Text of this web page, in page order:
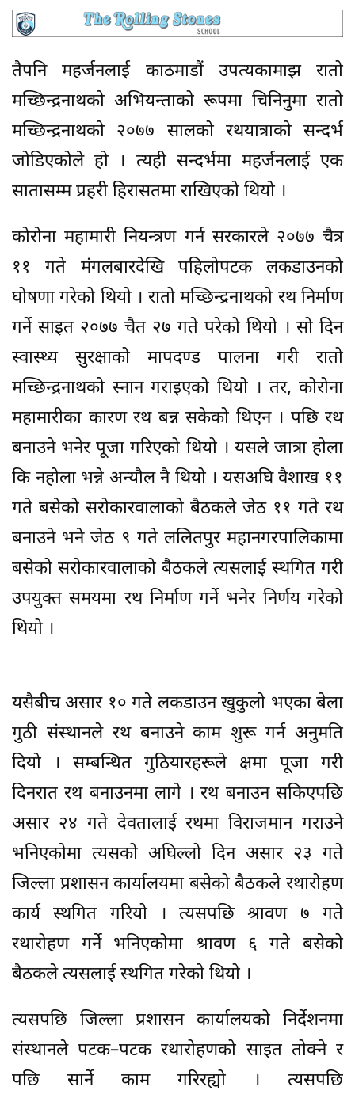
तैपनि महर्जनलाई काठमाडौं उपत्यकामाझ रातो
मच्छिन्द्रनाथको अभियन्ताको रूपमा चिनिनुमा रातो
मच्छिन्द्रनाथको २०७७ सालको रथयात्राको सन्दर्भ
जोडिएकोले हो । त्यही सन्दर्भमा महर्जनलाई एक
सातासम्म प्रहरी हिरासतमा राखिएको थियो ।
कोरोना महामारी नियन्त्रण गर्न सरकारले २०७७ चैत्र
११ गते मंगलबारदेखि पहिलोपटक लकडाउनको
घोषणा गरेको थियो । रातो मच्छिन्द्रनाथको रथ निर्माण
गर्ने साइत २०७७ चैत २७ गते परेको थियो । सो दिन
स्वास्थ्य सुरक्षाको मापदण्ड पालना गरी रातो
मच्छिन्द्रनाथको स्नान गराइएको थियो । तर, कोरोना
महामारीका कारण रथ बन्न सकेको थिएन । पछि रथ
बनाउने भनेर पूजा गरिएको थियो । यसले जात्रा होला
कि नहोला भन्ने अन्यौल नै थियो । यसअघि वैशाख ११
गते बसेको सरोकारवालाको बैठकले जेठ ११ गते रथ
बनाउने भने जेठ ९ गते ललितपुर महानगरपालिकामा
बसेको सरोकारवालाको बैठकले त्यसलाई स्थगित गरी
उपयुक्त समयमा रथ निर्माण गर्ने भनेर निर्णय गरेको
थियो ।
यसैबीच असार १० गते लकडाउन खुकुलो भएका बेला
गुठी संस्थानले रथ बनाउने काम शुरू गर्न अनुमति
दियो । सम्बन्धित गुठियारहरूले क्षमा पूजा गरी
दिनरात रथ बनाउनमा लागे । रथ बनाउन सकिएपछि
असार २४ गते देवतालाई रथमा विराजमान गराउने
भनिएकोमा त्यसको अघिल्लो दिन असार २३ गते
जिल्ला प्रशासन कार्यालयमा बसेको बैठकले रथारोहण
कार्य स्थगित गरियो । त्यसपछि श्रावण ७ गते
रथारोहण गर्ने भनिएकोमा श्रावण ६ गते बसेको
बैठकले त्यसलाई स्थगित गरेको थियो ।
त्यसपछि जिल्ला प्रशासन कार्यालयको निर्देशनमा
संस्थानले पटक–पटक रथारोहणको साइत तोक्ने र
पछि सार्ने काम गरिरह्यो । त्यसपछि